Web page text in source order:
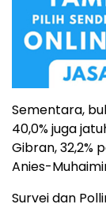
Sementara,
40,0% juga
Gibran, 32,2%
Anies-
Survei dan